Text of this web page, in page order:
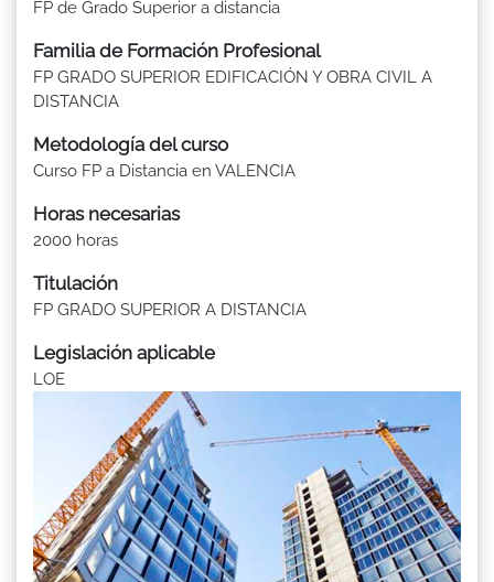
FP de Grado Superior a distancia
Familia de Formación Profesional
FP GRADO SUPERIOR EDIFICACIÓN Y OBRA CIVIL A
DISTANCIA
Metodología del curso
Curso FP a Distancia en VALENCIA
Horas necesarias
2000 horas
Titulación
FP GRADO SUPERIOR A DISTANCIA
Legislación aplicable
LOE